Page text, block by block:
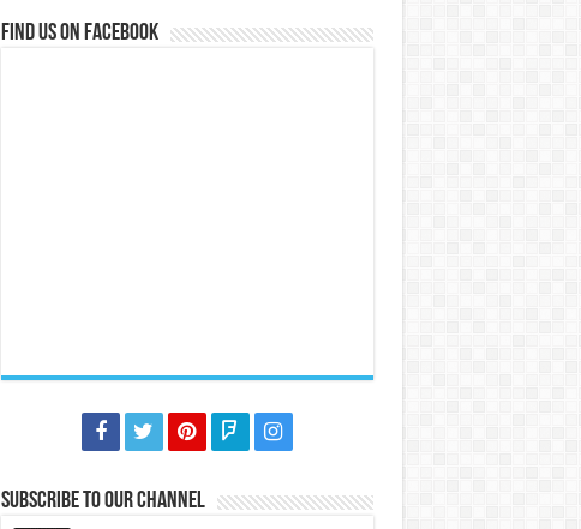
Find us on Facebook
Subscribe to our Channel